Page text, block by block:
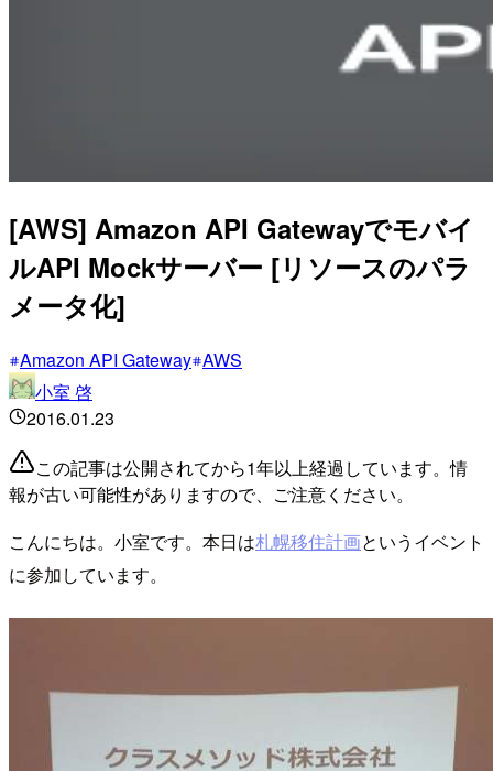
[AWS] Amazon API Gatewayでモバイ
ルAPI Mockサーバー [リソースのパラ
メータ化]
Amazon API Gateway AWS
小室 啓
2016.01.23
この記事は公開されてから1年以上経過しています。情
報が古い可能性がありますので、ご注意ください。
こんにちは。小室です。本日は札幌移住計画というイベント
に参加しています。